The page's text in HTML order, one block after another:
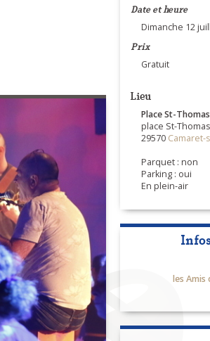
Date et heure
Dimanche 12
Prix
Gratuit
Lieu
Place St-Thomas
place St-Thomas
29570 Camaret-
Parquet : non
Parking : oui
En plein-air
les Amis